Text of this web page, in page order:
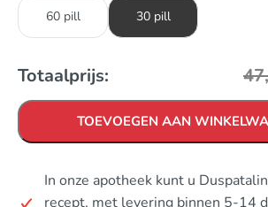
60 pill 30 pill
Totaalprijs:
TOEVOEGEN AAN
In onze apotheek kunt u
recept, met levering binnen 5-14